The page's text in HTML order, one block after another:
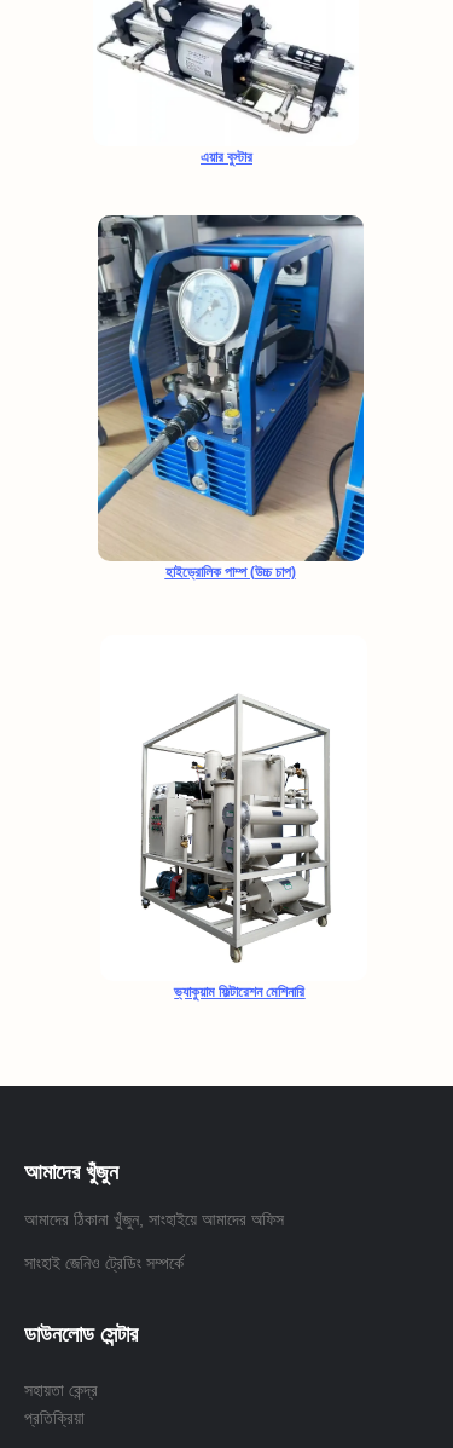
এয়ার বুস্টার
হাইড্রোলিক পাম্প (উচ্চ চাপ)
ভ্যাকুয়াম ফিল্টারেশন মেশিনারি
আমাদের খুঁজুন
আমাদের ঠিকানা খুঁজুন, সাংহাইয়ে আমাদের অফিস
সাংহাই জেনিও ট্রেডিং সম্পর্কে
ডাউনলোড সেন্টার
সহায়তা কেন্দ্র
প্রতিক্রিয়া
BN